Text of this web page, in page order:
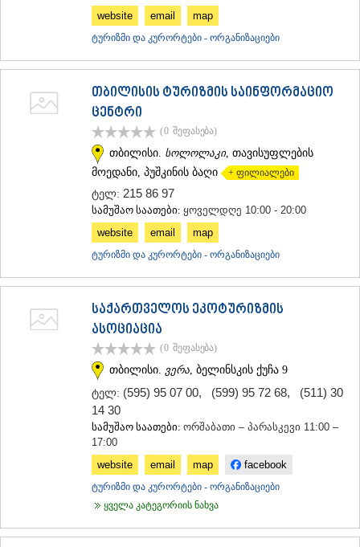
ᲥᲕᲔᲛᲝ ᲥᲐᲠᲗᲚᲘ
ᲗᲔᲗᲠᲘᲬᲧᲐᲠᲝ
ᲠᲣᲡᲗᲐᲕᲘ
website email map
ტურიზმი და კურორტები - ორგანიზაციები
თბილისის ტურიზმის საინფორმაციო
ცენტრი
(0 შეფასება)
თბილისი. სოლოლაკი, თავისუფლების
მოედანი, პუშკინის ბაღი + ფილიალები
ტელ: 215 86 97
სამუშაო საათები: ყოველდღე 10:00 - 20:00
website
email map
ტურიზმი და კურორტები - ორგანიზაციები
საქართველოს ეკოტურიზმის
ასოციაცია
(0 შეფასება)
თბილისი. ვერა , ბელინსკის ქუჩა 9
ტელ: (595) 95 07 00, (599) 95 72 68, (511) 30
14 30
სამუშაო საათები: ორშაბათი – პარასკევი 11:00 –
17:00
website
email map facebook
ტურიზმი და კურორტები - ორგანიზაციები
ყველა კატეგორიის ნახვა